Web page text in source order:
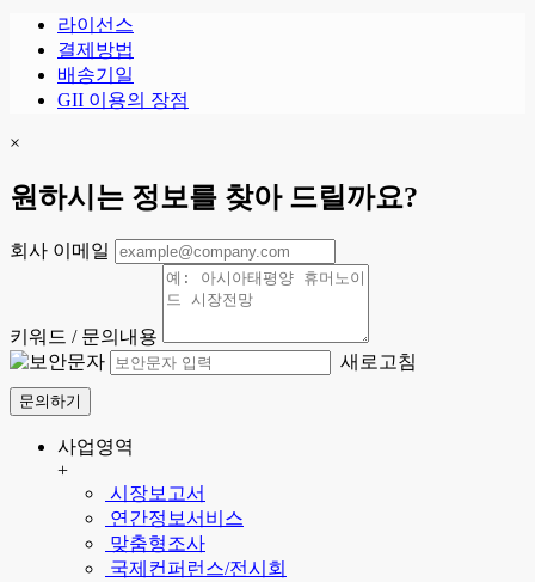
라이선스
결제방법
배송기일
GII 이용의 장점
×
원하시는 정보를 찾아 드릴까요?
회사 이메일
키워드 / 문의내용
새로고침
문의하기
사업영역
+
시장보고서
연간정보서비스
맞춤형조사
국제컨퍼런스/전시회